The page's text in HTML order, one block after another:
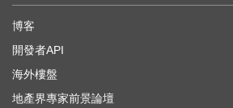
博客
開發者API
海外樓盤
地產界專家前景論壇